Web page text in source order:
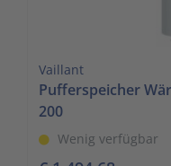
Vaillant
Pufferspeicher
200
Wenig verfügbar